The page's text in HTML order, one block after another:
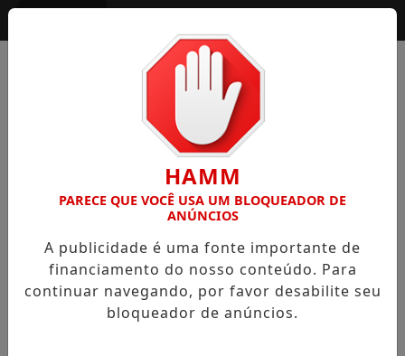
HAMM
PARECE QUE VOCÊ USA UM BLOQUEADOR DE
ANÚNCIOS
A publicidade é uma fonte importante de
financiamento do nosso conteúdo. Para
continuar navegando, por favor desabilite seu
bloqueador de anúncios.